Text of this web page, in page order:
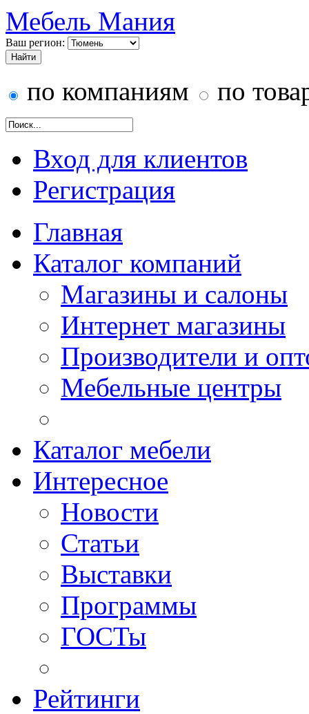
Мебель Мания
Ваш регион:
по компаниям по
Вход для клиентов
Регистрация
Главная
Каталог компаний
Магазины и салоны
Интернет магазины
Производители и
Мебельные центры
Каталог мебели
Интересное
Новости
Статьи
Выставки
Программы
ГОСТы
Рейтинги